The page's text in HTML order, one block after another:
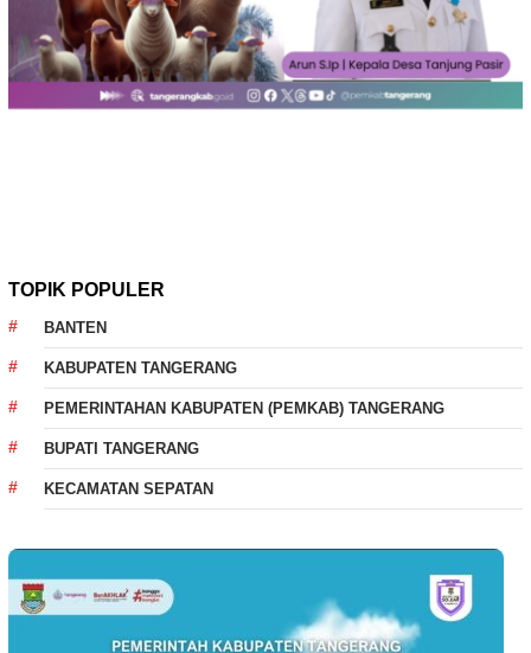
TOPIK POPULER
BANTEN
KABUPATEN TANGERANG
PEMERINTAHAN KABUPATEN (PEMKAB) TANGERANG
BUPATI TANGERANG
KECAMATAN SEPATAN